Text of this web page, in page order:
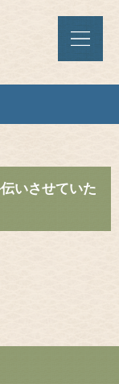
いさせていた